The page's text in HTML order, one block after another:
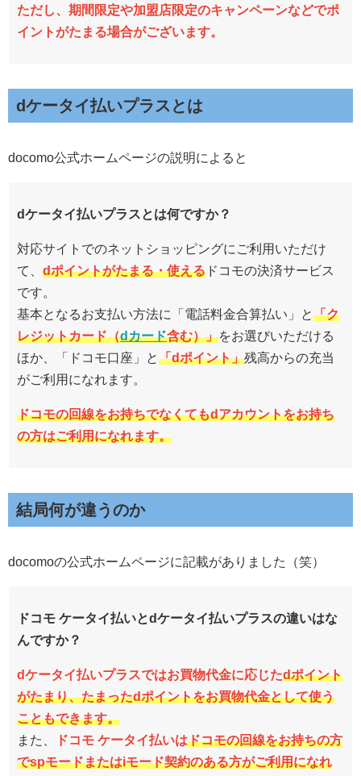
ただし、期間限定や加盟店限定のキャンペーンなどでポ
イントがたまる場合がございます。
dケータイ払いプラスとは
docomo公式ホームページの説明によると
dケータイ払いプラスとは何ですか？
対応サイトでのネットショッピングにご利用いただけ
て、 dポイントがたまる・使える ドコモの決済サービス
です。
基本となるお支払い方法に「電話料金合算払い」と「ク
レジットカード（dカード含む）」をお選びいただける
ほか、「ドコモ口座」と「dポイント」残高からの充当
がご利用になれます。
ドコモの回線をお持ちでなくてもdアカウントをお持ち
の方はご利用になれます。
結局何が違うのか
docomoの公式ホームページに記載がありました（笑）
ドコモ ケータイ払いとdケータイ払いプラスの違いはな
んですか？
dケータイ払いプラスではお買物代金に応じたdポイント
がたまり、たまったdポイントをお買物代金として使う
こともできます。
また、
ドコモ ケータイ払いはドコモの回線をお持ちの方
でspモードまたはiモード契約のある方がご利用になれ